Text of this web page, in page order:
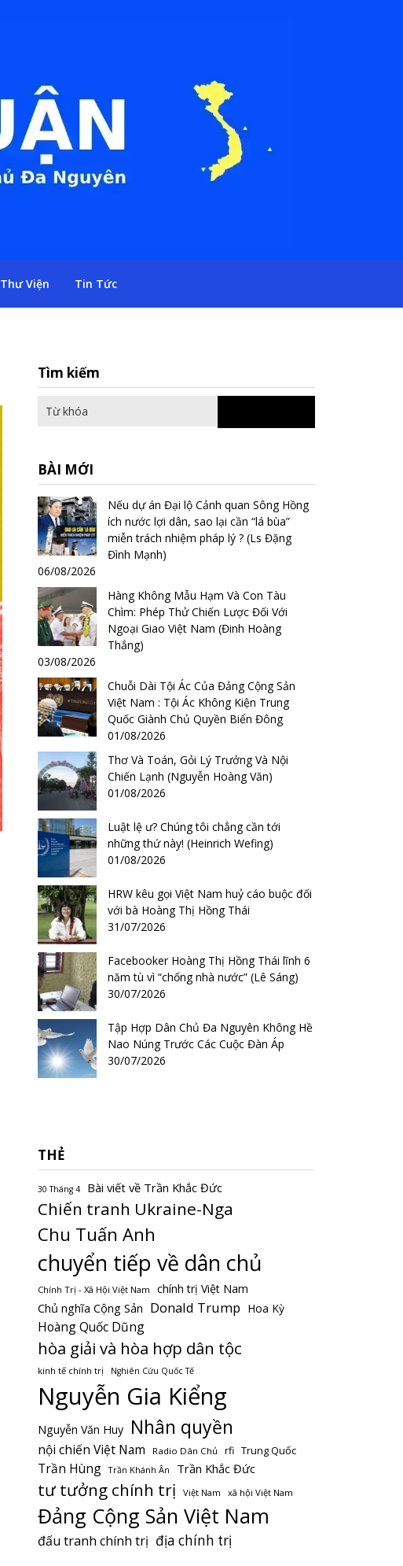
Thư Viện Tin Tức
Tìm kiếm
for:
BÀI MỚI
Nếu dự án Đại lộ Cảnh quan Sông Hồng
ích nước lợi dân, sao lại cần “lá bùa”
miễn trách nhiệm pháp lý ? (Ls Đặng
Đình Mạnh)
06/08/2026
Hàng Không Mẫu Hạm Và Con Tàu
Chìm: Phép Thử Chiến Lược Đối Với
Ngoại Giao Việt Nam (Đinh Hoàng
Thắng)
03/08/2026
Chuỗi Dài Tội Ác Của Đảng Cộng Sản
Việt Nam : Tội Ác Không Kiện Trung
Quốc Giành Chủ Quyền Biển Đông
01/08/2026
Thơ Và Toán, Gỏi Lý Trưởng Và Nội
Chiến Lạnh (Nguyễn Hoàng Văn)
01/08/2026
Luật lệ ư? Chúng tôi chẳng cần tới
những thứ này! (Heinrich Wefing)
01/08/2026
HRW kêu gọi Việt Nam huỷ cáo buộc đối
với bà Hoàng Thị Hồng Thái
31/07/2026
Facebooker Hoàng Thị Hồng Thái lĩnh 6
năm tù vì “chống nhà nước” (Lê Sáng)
30/07/2026
Tập Hợp Dân Chủ Đa Nguyên Không Hề
Nao Núng Trước Các Cuộc Đàn Áp
30/07/2026
THẺ
30 Tháng 4 Bài viết về Trần Khắc Đức
Chiến tranh Ukraine-Nga
Chu Tuấn Anh
chuyển tiếp về dân chủ
Chính Trị - Xã Hội Việt Nam chính trị Việt Nam
Chủ nghĩa Cộng Sản Donald Trump Hoa Kỳ
Hoàng Quốc Dũng
hòa giải và hòa hợp dân tộc
kinh tế chính trị Nghiên Cứu Quốc Tế
Nguyễn Gia Kiểng
Nguyễn Văn Huy Nhân quyền
nội chiến Việt Nam Radio Dân Chủ rfi Trung Quốc
Trần Hùng Trần Khánh Ân Trần Khắc Đức
tư tưởng chính trị Việt Nam xã hội Việt Nam
Đảng Cộng Sản Việt Nam
đấu tranh chính trị địa chính trị